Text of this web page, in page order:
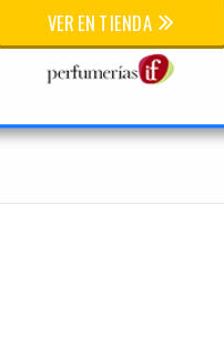
VER EN TIENDA